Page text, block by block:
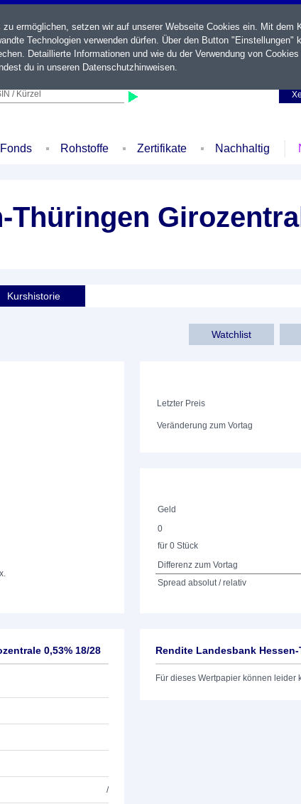
/ Kürzel
Fonds Rohstoffe Zertifikate Nachhaltig
Kurshistorie
Watchlist
Letzter Preis
Veränderung zum Vortag
Geld
0
für 0 Stück
Differenz zum Vortag
Spread absolut / relativ
0,53% 18/28
/
Rendite Landesbank
Für dieses Wertpapier können
ermöglichen, setzen wir auf unserer Webseite Cookies ein. Mit dem
Technologien verwenden dürfen. Über den Button "Einstellungen"
Detaillierte Informationen und wie du der Verwendung von Cookies
du in unseren Datenschutzhinweisen.